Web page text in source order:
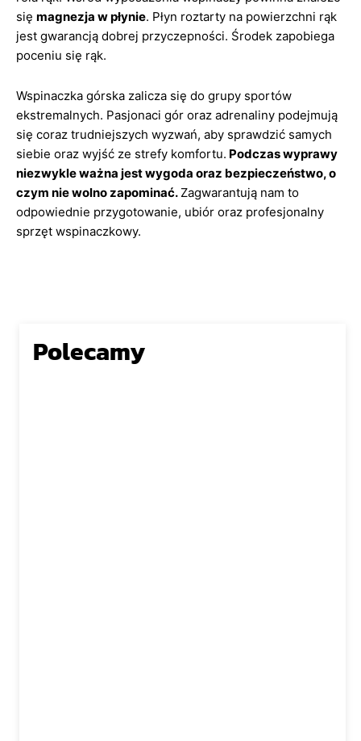
się magnezja w płynie. Płyn roztarty na powierzchni rąk
jest gwarancją dobrej przyczepności. Środek zapobiega
poceniu się rąk.
Wspinaczka górska zalicza się do grupy sportów
ekstremalnych. Pasjonaci gór oraz adrenaliny podejmują
się coraz trudniejszych wyzwań, aby sprawdzić samych
siebie oraz wyjść ze strefy komfortu. Podczas wyprawy
niezwykle ważna jest wygoda oraz bezpieczeństwo, o
czym nie wolno zapominać.Zagwarantują nam to
odpowiednie przygotowanie, ubiór oraz profesjonalny
sprzęt wspinaczkowy.
Polecamy